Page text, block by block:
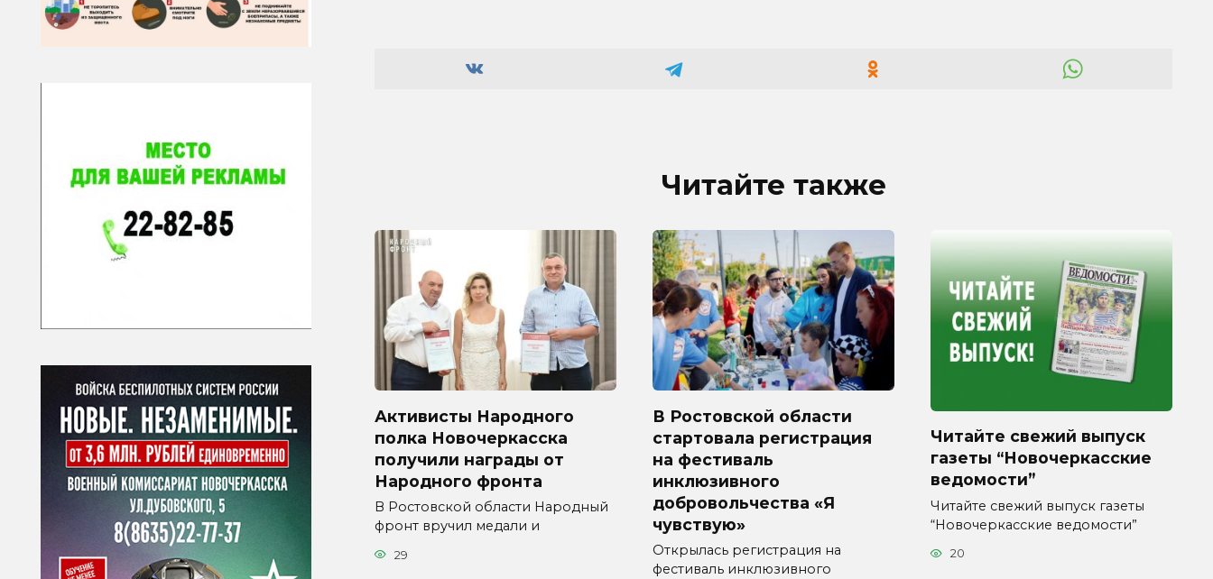
Читайте также
Активисты Народного
полка Новочеркасска
получили награды от
Народного фронта
В Ростовской области Народный
фронт вручил медали и
29
В Ростовской области
стартовала регистрация
на фестиваль
инклюзивного
добровольчества «Я
чувствую»
Открылась регистрация на
фестиваль инклюзивного
Читайте свежий выпуск
газеты “Новочеркасские
ведомости”
Читайте свежий выпуск газеты
“Новочеркасские ведомости”
20